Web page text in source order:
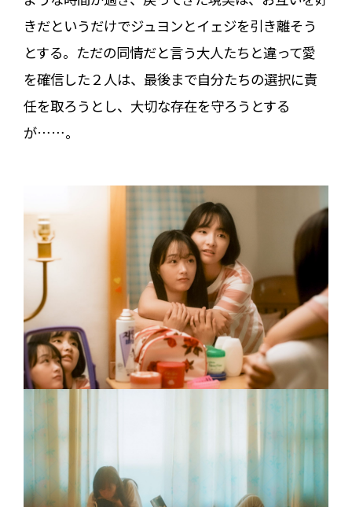
きだというだけでジュヨンとイェジを引き離そう
とする。ただの同情だと言う大人たちと違って愛
を確信した２人は、最後まで自分たちの選択に責
任を取ろうとし、大切な存在を守ろうとする
が……。